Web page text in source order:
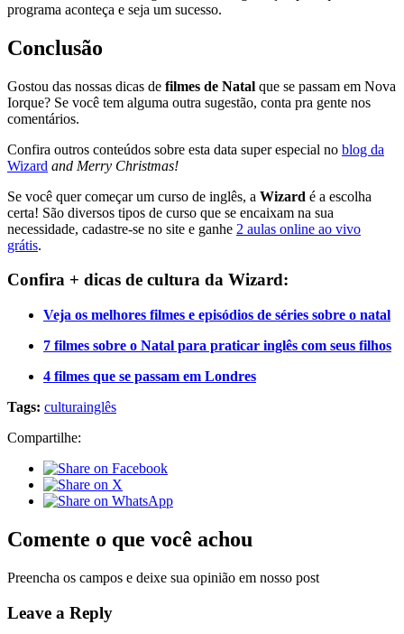
programa aconteça e seja um sucesso.
Conclusão
Gostou das nossas dicas de filmes de Natal que se passam em Nova
Iorque? Se você tem alguma outra sugestão, conta pra gente nos
comentários.
Confira outros conteúdos sobre esta data super especial no blog da
Wizard and Merry Christmas!
Se você quer começar um curso de inglês, a Wizard é a escolha
certa! São diversos tipos de curso que se encaixam na sua
necessidade, cadastre-se no site e ganhe 2 aulas online ao vivo
grátis.
Confira + dicas de cultura da Wizard:
Veja os melhores filmes e episódios de séries sobre o natal
7 filmes sobre o Natal para praticar inglês com seus filhos
4 filmes que se passam em Londres
Tags: culturainglês
Compartilhe:
Comente o que você achou
Preencha os campos e deixe sua opinião em nosso post
Leave a Reply